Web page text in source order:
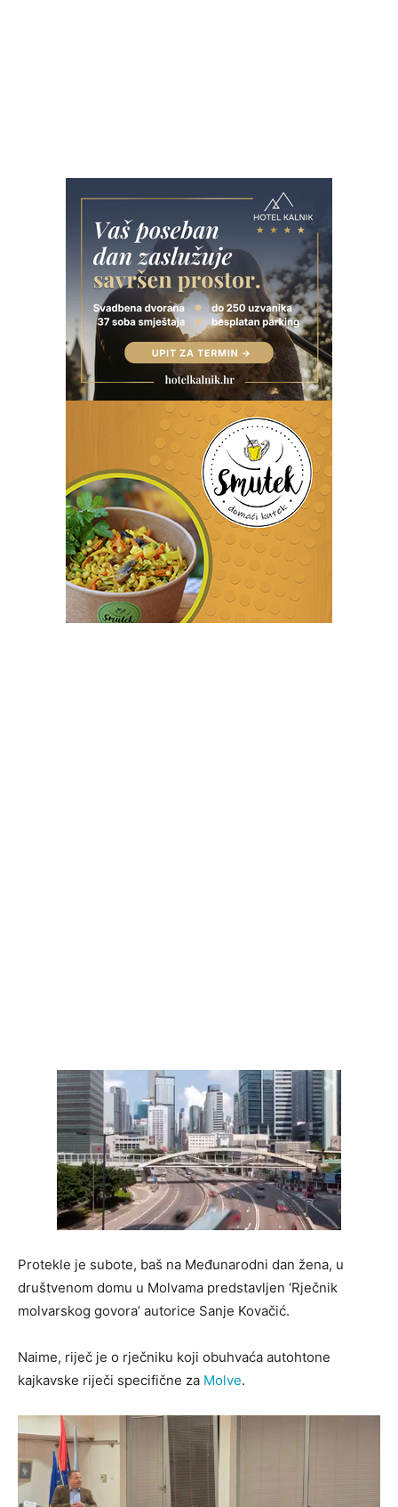
Protekle je subote, baš na Međunarodni dan žena, u
društvenom domu u Molvama predstavljen ‘Rječnik
molvarskog govora’ autorice Sanje Kovačić.
Naime, riječ je o rječniku koji obuhvaća autohtone
kajkavske riječi specifične za Molve.